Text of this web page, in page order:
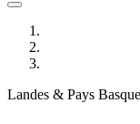
Landes & Pays Basque